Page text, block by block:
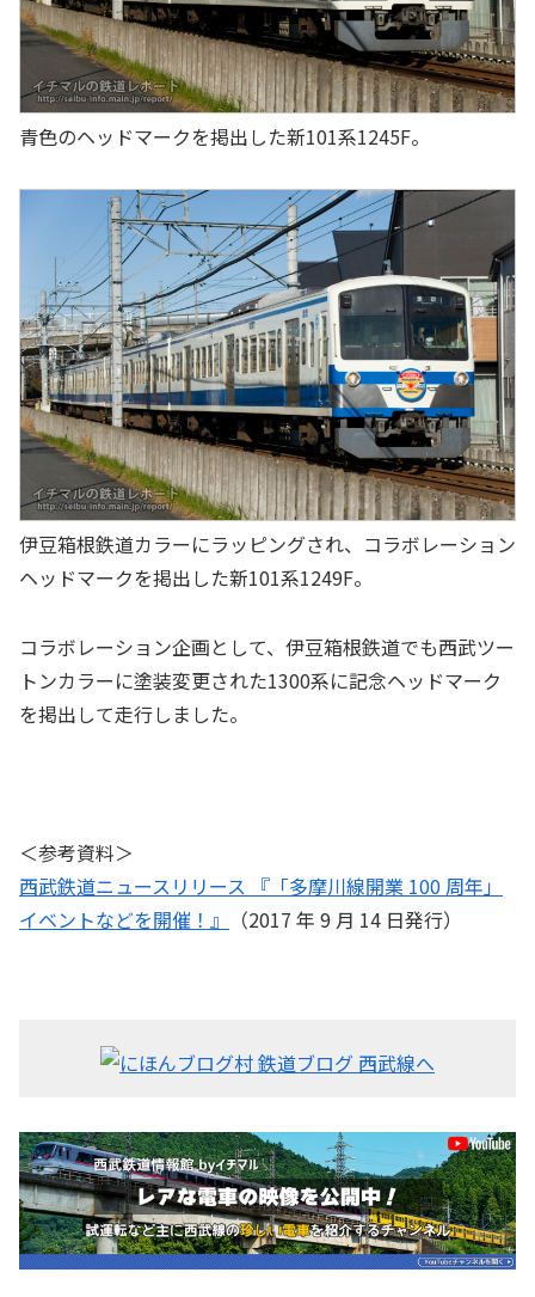
青色のヘッドマークを掲出した新101系1245F。
伊豆箱根鉄道カラーにラッピングされ、コラボレーション
ヘッドマークを掲出した新101系1249F。
コラボレーション企画として、伊豆箱根鉄道でも西武ツー
トンカラーに塗装変更された1300系に記念ヘッドマーク
を掲出して走行しました。
＜参考資料＞
西武鉄道ニュースリリース 『「多摩川線開業 100 周年」
イベントなどを開催！』
（2017 年 9 月 14 日発行）